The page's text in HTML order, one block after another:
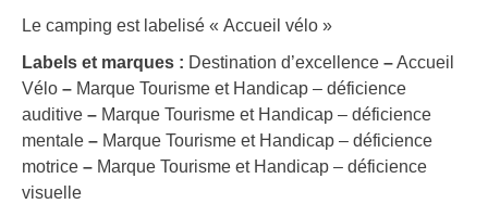
Le camping est labelisé « Accueil vélo »
Labels et marques : Destination d’excellence –Accueil
Vélo – Marque Tourisme et Handicap – déficience
auditive – Marque Tourisme et Handicap – déficience
mentale – Marque Tourisme et Handicap – déficience
motrice – Marque Tourisme et Handicap – déficience
visuelle